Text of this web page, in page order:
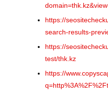
https://
search-results-
https://
test/thk.kz
https://